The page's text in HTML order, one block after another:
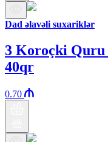
Dad əlavəli suxariklər
3 Koroçki Quru
40qr
0.70